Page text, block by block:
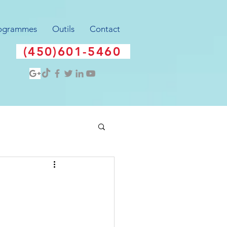
Outils Contact
(450)601-5460